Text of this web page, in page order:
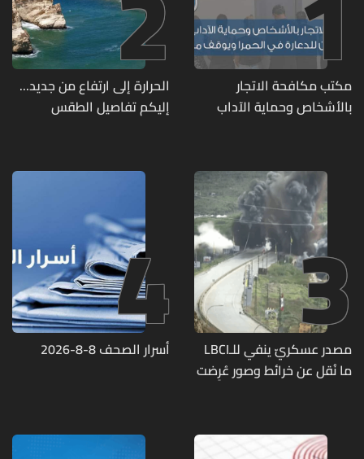
مكتب مكافحة الاتجار
بالأشخاص وحماية الآداب
متورطين
الحرارة إلى ارتفاع من جديد...
إليكم تفاصيل الطقس
3
مصدر عسكريّ ينفي للـLBCI
ما نُقل عن خرائط وصور عُرِضت
تحت الأرض
4
أسرار الصحف 8-8-2026